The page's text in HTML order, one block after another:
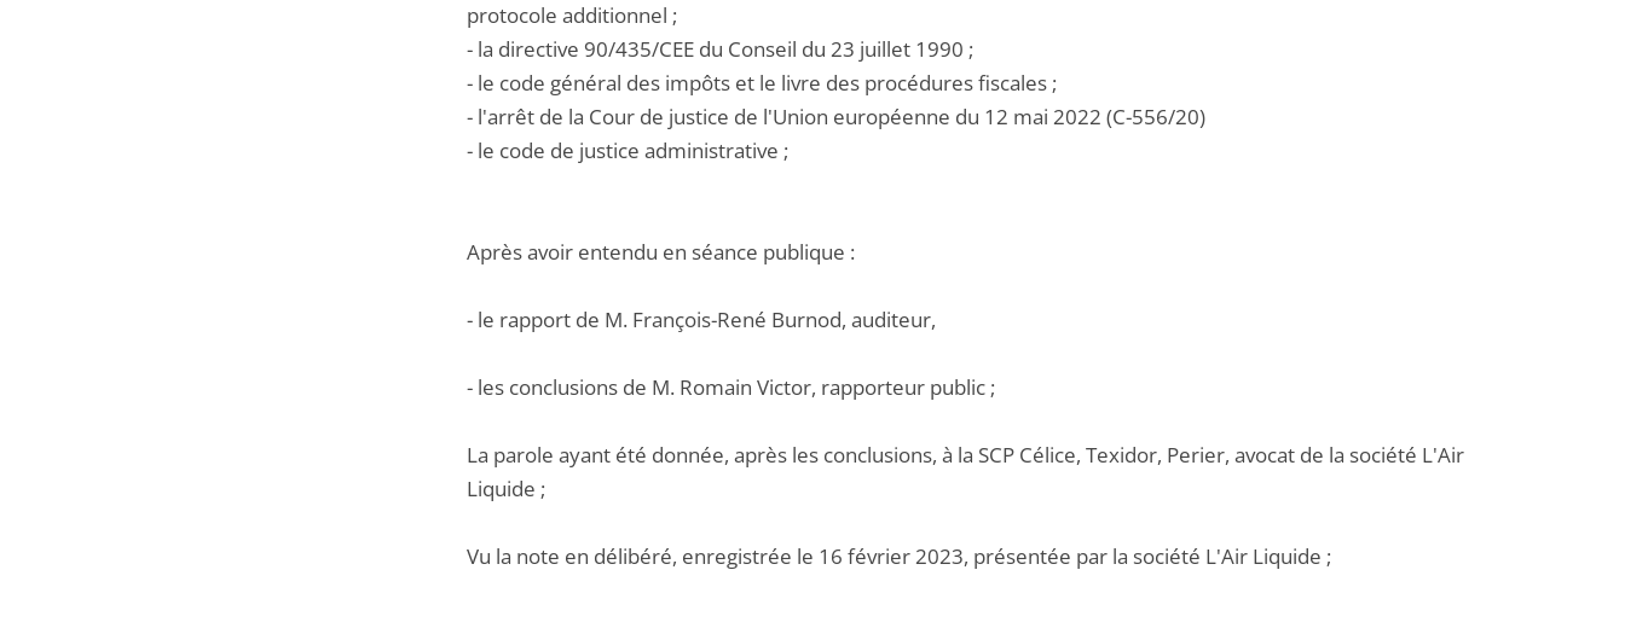
protocole additionnel ;
- la directive 90/435/CEE du Conseil du 23 juillet 1990 ;
- le code général des impôts et le livre des procédures fiscales ;
- l'arrêt de la Cour de justice de l'Union européenne du 12 mai 2022 (C-556/20)
- le code de justice administrative ;
Après avoir entendu en séance publique :
- le rapport de M. François-René Burnod, auditeur,
- les conclusions de M. Romain Victor, rapporteur public ;
La parole ayant été donnée, après les conclusions, à la SCP Célice, Texidor, Perier, avocat de la société L'Air
Liquide ;
Vu la note en délibéré, enregistrée le 16 février 2023, présentée par la société L'Air Liquide ;